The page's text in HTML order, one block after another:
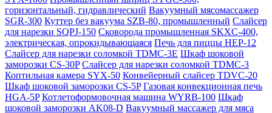
горизонтальный, гидравлический Вакуумный мясомассажер
SGR-300 Куттер без вакуума SZB-80, промышленный Слайсер
для нарезки SQPJ-150 Сковорода промышленная SKXC-400,
электрическая, опрокидывающаяся Печь для пиццы HEP-12
Слайсер для нарезки соломкой TDMC-3E Шкаф шоковой
заморозки CS-30P Слайсер для нарезки соломкой TDMC-3
Коптильная камера SYX-50 Конвейерный слайсер TDVC-20
Шкаф шоковой заморозки CS-5P Газовая конвекционная печь
HGA-5P Котлетоформовочная машина WYRB-100 Шкаф
шоковой заморозки AK08-D Вакуумный массажер для мяса